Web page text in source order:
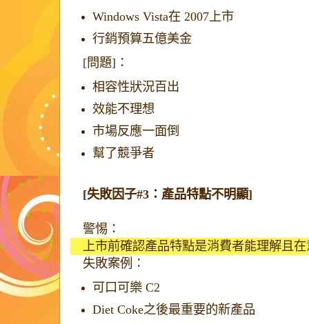
Windows Vista在 2007上市
行銷預算五億美金
[問題]：
相容性狀況百出
效能不理想
市場反應一面倒
幫了競爭者
[失敗因子#3：產品特點不明顯]
警惕：
上市前確認產品特點是消費者能理解且在
失敗案例：
可口可樂 C2
Diet Coke之後最重要的新產品